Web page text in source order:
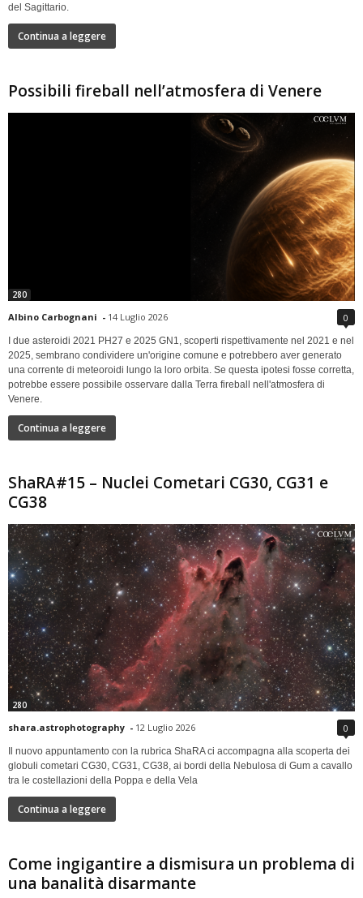
del Sagittario.
Continua a leggere
Possibili fireball nell’atmosfera di Venere
280
Albino Carbognani - 14 Luglio 2026 0
I due asteroidi 2021 PH27 e 2025 GN1, scoperti rispettivamente nel 2021 e nel
2025, sembrano condividere un'origine comune e potrebbero aver generato
una corrente di meteoroidi lungo la loro orbita. Se questa ipotesi fosse corretta,
potrebbe essere possibile osservare dalla Terra fireball nell'atmosfera di
Venere.
Continua a leggere
ShaRA#15 – Nuclei Cometari CG30, CG31 e
CG38
280
shara.astrophotography - 12 Luglio 2026 0
Il nuovo appuntamento con la rubrica ShaRA ci accompagna alla scoperta dei
globuli cometari CG30, CG31, CG38, ai bordi della Nebulosa di Gum a cavallo
tra le costellazioni della Poppa e della Vela
Continua a leggere
Come ingigantire a dismisura un problema di
una banalità disarmante